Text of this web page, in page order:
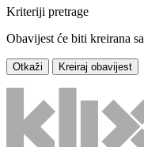
Kriteriji pretrage
Obavijest će biti kreirana
Otkaži Kreiraj obavijest